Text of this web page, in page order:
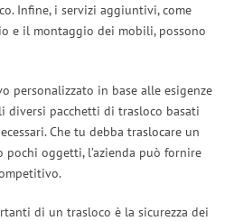
Infine, i servizi aggiuntivi, come
e il montaggio dei mobili, possono
personalizzato in base alle esigenze
diversi pacchetti di trasloco basati
Che tu debba traslocare un
oggetti, l’azienda può fornire
di un trasloco è la sicurezza dei